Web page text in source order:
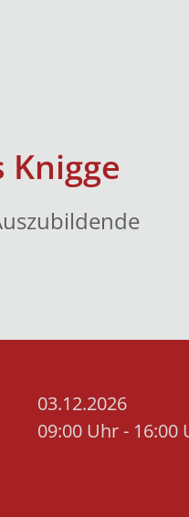
Knigge
03.12.2026
09:00 Uhr - 16:00